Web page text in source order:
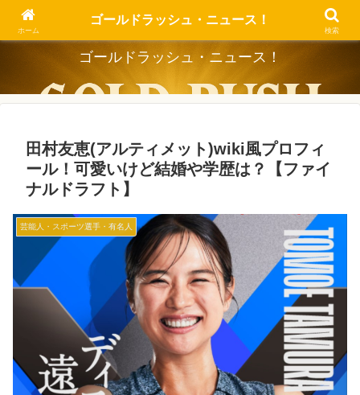
Dig the Trend, Strike the Gold.
ゴールドラッシュ・ニュース！
田村友恵(アルティメット)wiki風プロフィ
ール！可愛いけど結婚や学歴は？【ファイ
ナルドラフト】
芸能人・スポーツ選手・有名人
ホーム
ゴールドラッシュ・ニュース！
検索